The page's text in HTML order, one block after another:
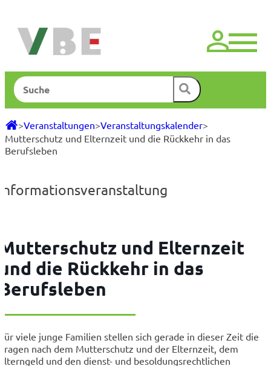
springen
Suchen
>Veranstaltungen>Veranstaltungskalender>
Mutterschutz und Elternzeit und die Rückkehr in das
Berufsleben
und Elternzeit
die Rückkehr in das
viele junge Familien stellen sich gerade in dieser Zeit die
nach dem Mutterschutz und der Elternzeit, dem
und den dienst- und besoldungsrechtlichen